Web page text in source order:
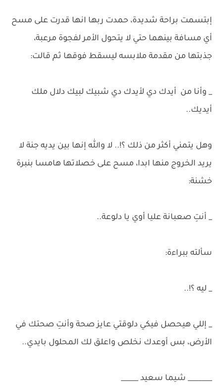
إبتسمت براحة شديدة، حمدت ربها انها قدرت على مسح
أي مسافة بينهما حتي لا يتحول الأمر لفجوة مرعبة،
جذبتها من مقدمة ملابسه ليسقط فوقها ثم قالت:
_ وأنا من أيدك دي لأيدك دي شبيك لبيك دلال ملك
أيديك..
وهل يتمني أكثر من ذلك ؟!.. لا والله إنها بين يديه جنة لا
يريد الخروج منها ابدا، مسح على خصلاتها هامسا بنبرة
خشنة:
_ أنتِ صعبانة عليا أوي يا دلوعة..
سألته ببراءة:
_ ليه ؟!..
_ إللي هيحصل فيكي دلوقتي عايز صحة وأنتِ صحتك في
الأرض، بس أوعدك نخلص واعلق لك المحلول بايدي..
_______ شيما سعيد _____